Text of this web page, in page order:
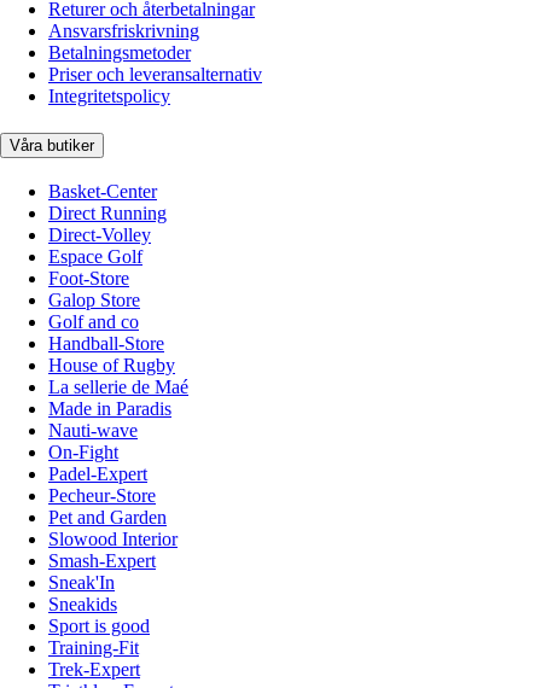
Returer och återbetalningar
Ansvarsfriskrivning
Betalningsmetoder
Priser och leveransalternativ
Integritetspolicy
Våra butiker
Basket-Center
Direct Running
Direct-Volley
Espace Golf
Foot-Store
Galop Store
Golf and co
Handball-Store
House of Rugby
La sellerie de Maé
Made in Paradis
Nauti-wave
On-Fight
Padel-Expert
Pecheur-Store
Pet and Garden
Slowood Interior
Smash-Expert
Sneak'In
Sneakids
Sport is good
Training-Fit
Trek-Expert